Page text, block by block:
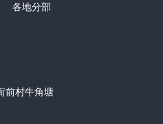
各地分部
前村牛角塘